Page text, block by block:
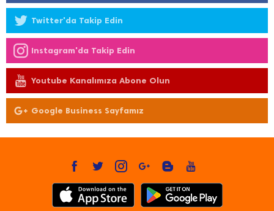
Twitter'da Takip Edin
Instagram'da Takip Edin
Youtube Kanalımıza Abone Olun
Google Business Sayfamız